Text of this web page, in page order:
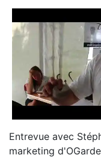
Entrevue avec
marketing